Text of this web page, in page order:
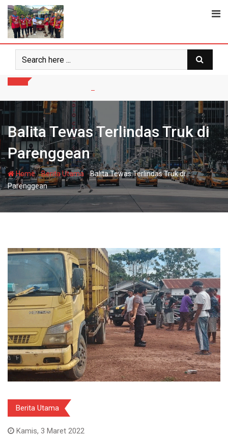
Skip
content
Balita Tewas Terlindas Truk di
Parenggean
Home-Berita Utama-Balita Tewas Terlindas Truk di
Parenggean
Berita Utama
Kamis, 3 Maret 2022